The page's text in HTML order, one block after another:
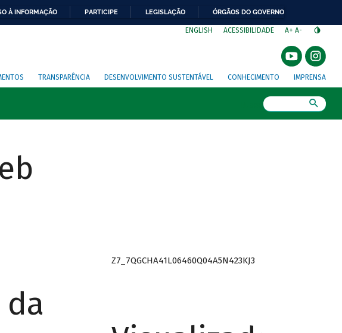
À INFORMAÇÃO PARTICIPE LEGISLAÇÃO ÓRGÃOS DO GOVERNO
ENGLISH ACESSIBILIDADE A+ A-
TRANSPARÊNCIA DESENVOLVIMENTO SUSTENTÁVEL CONHECIMENTO IMPRENSA
Z7_7QGCHA41L06460Q04A5N423KJ3